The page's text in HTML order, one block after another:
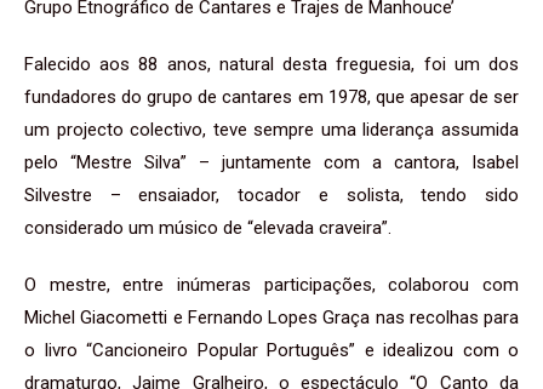
Grupo Etnográfico de Cantares e Trajes de Manhouce’
Falecido aos 88 anos, natural desta freguesia, foi um dos
fundadores do grupo de cantares em 1978, que apesar de ser
um projecto colectivo, teve sempre uma liderança assumida
pelo “Mestre Silva” – juntamente com a cantora, Isabel
Silvestre – ensaiador, tocador e solista, tendo sido
considerado um músico de “elevada craveira”.
O mestre, entre inúmeras participações, colaborou com
Michel Giacometti e Fernando Lopes Graça nas recolhas para
o livro “Cancioneiro Popular Português” e idealizou com o
dramaturgo, Jaime Gralheiro, o espectáculo “O Canto da